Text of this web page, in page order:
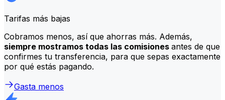
Tarifas más bajas
Cobramos menos, así que ahorras más. Además,
siempre mostramos todas las comisiones antes de que
confirmes tu transferencia, para que sepas exactamente
por qué estás pagando.
Gasta menos